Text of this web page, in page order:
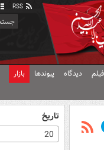
دیدگاه پیوندها بازار
تاریخ
20